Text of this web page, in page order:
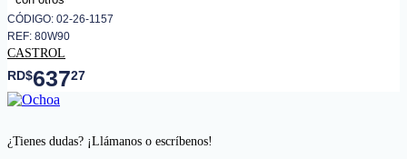
CÓDIGO: 02-26-1157
REF: 80W90
CASTROL
RD$63727
¿Tienes dudas? ¡Llámanos o escríbenos!